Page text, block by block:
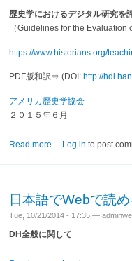
歴史学におけるデジタル研究を
（Guidelines for the Evaluation
https://www.historians.org/
PDF版和訳⇒ (DOI: http://
アメリカ歴史学協会
２０１５年６月
Read more about 歴史学におけ
Log in to post
日本語でWebで読
Tue, 10/21/2014 - 17:35 —
DH全般に関して